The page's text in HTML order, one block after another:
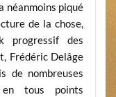
néanmoins piqué
de la chose,
des
Frédéric Delâge
de nombreuses
tous points